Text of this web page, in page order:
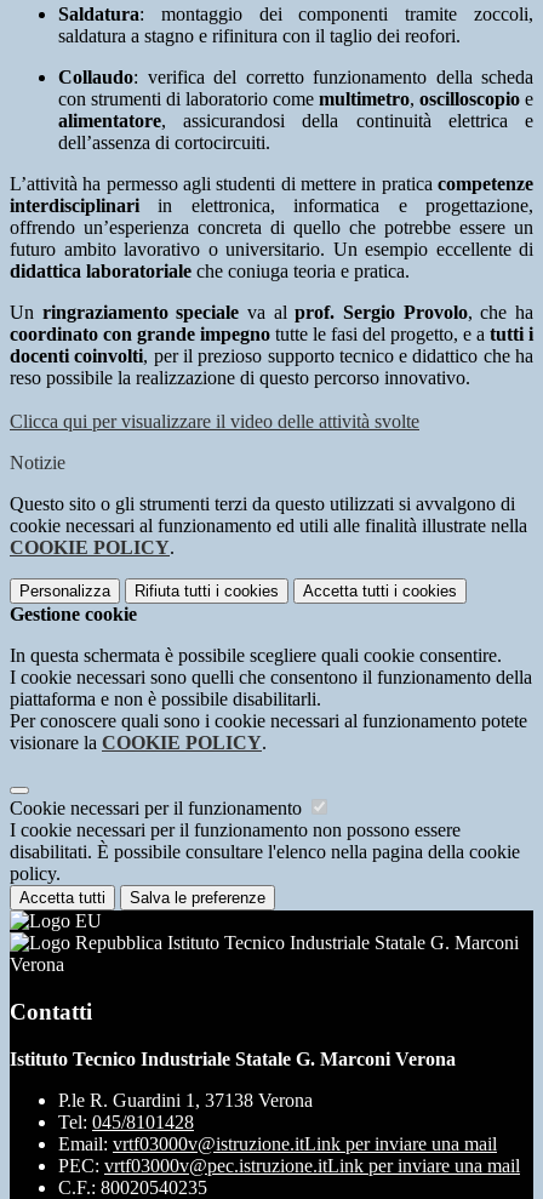
Saldatura: montaggio dei componenti tramite zoccoli,
saldatura a stagno e rifinitura con il taglio dei reofori.
Collaudo: verifica del corretto funzionamento della scheda
con strumenti di laboratorio come multimetro, oscilloscopio e
alimentatore, assicurandosi della continuità elettrica e
dell’assenza di cortocircuiti.
L’attività ha permesso agli studenti di mettere in pratica competenze
interdisciplinari in elettronica, informatica e progettazione,
offrendo un’esperienza concreta di quello che potrebbe essere un
futuro ambito lavorativo o universitario. Un esempio eccellente di
didattica laboratoriale che coniuga teoria e pratica.
Un ringraziamento speciale va alprof. Sergio Provolo, che ha
coordinato con grande impegno tutte le fasi del progetto, e a tutti i
docenti coinvolti, per il prezioso supporto tecnico e didattico che ha
reso possibile la realizzazione di questo percorso innovativo.
Clicca qui per visualizzare il video delle attività svolte
Notizie
Questo sito o gli strumenti terzi da questo utilizzati si avvalgono di
cookie necessari al funzionamento ed utili alle finalità illustrate nella
COOKIE POLICY.
Personalizza Rifiuta tutti i cookies Accetta tutti i cookies
Gestione cookie
In questa schermata è possibile scegliere quali cookie consentire.
I cookie necessari sono quelli che consentono il funzionamento della
piattaforma e non è possibile disabilitarli.
Per conoscere quali sono i cookie necessari al funzionamento potete
visionare la COOKIE POLICY.
Cookie necessari per il funzionamento
I cookie necessari per il funzionamento non possono essere
disabilitati. È possibile consultare l'elenco nella pagina della cookie
policy.
Accetta tutti Salva le preferenze
Istituto Tecnico Industriale Statale G. Marconi
Verona
Contatti
Istituto Tecnico Industriale Statale G. Marconi Verona
P.le R. Guardini 1, 37138 Verona
Tel: 045/8101428
Email: vrtf03000v@istruzione.itLink per inviare una mail
PEC: vrtf03000v@pec.istruzione.itLink per inviare una mail
C.F.: 80020540235